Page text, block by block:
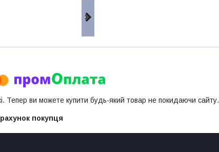
Тепер ви можете купити будь-який товар не покидаючи сайту.
покупця